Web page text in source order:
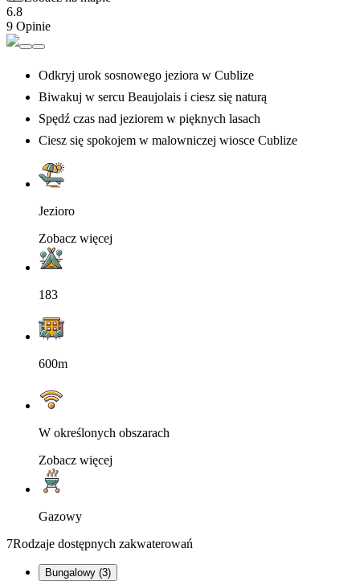
6.8
9 Opinie
Odkryj urok sosnowego jeziora w Cublize
Biwakuj w sercu Beaujolais i ciesz się naturą
Spędź czas nad jeziorem w pięknych lasach
Ciesz się spokojem w malowniczej wiosce Cublize
Jezioro
Zobacz więcej
183
600m
W określonych obszarach
Zobacz więcej
Gazowy
7Rodzaje dostępnych zakwaterowań
Bungalowy (3)